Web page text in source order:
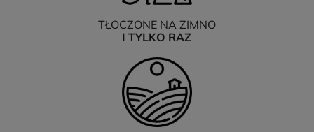
TŁOCZONE NA ZIMNO
I TYLKO RAZ